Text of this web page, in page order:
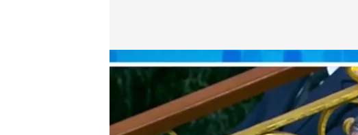
José Manuel García-Margallo, exministro de Asuntos Exteriores.
Miguel Barroso
18 JUN 2025 - 16:38h.